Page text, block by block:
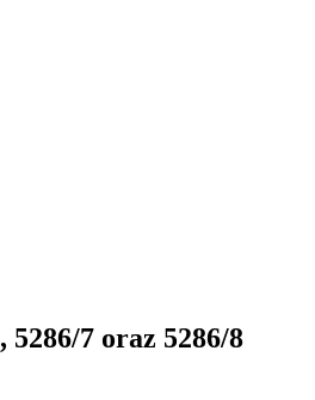
5286/7 oraz 5286/8